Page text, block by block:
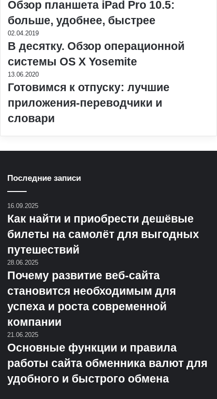
Обзор планшета iPad Pro 10.5:
больше, удобнее, быстрее
02.04.2019
В десятку. Обзор операционной
системы OS X Yosemite
13.06.2020
Готовимся к отпуску: лучшие
приложения-переводчики и
словари
Последние записи
16.09.2025
Как найти и приобрести дешёвые
билеты на самолёт для выгодных
путешествий
28.06.2025
Почему развитие веб-сайта
становится необходимым для
успеха и роста современной
компании
21.06.2025
Основные функции и правила
работы сайта обменника валют для
удобного и быстрого обмена